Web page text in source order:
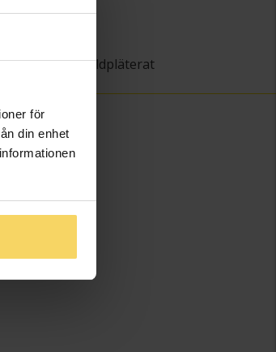
för
din enhet
Silver,Guldpläterat